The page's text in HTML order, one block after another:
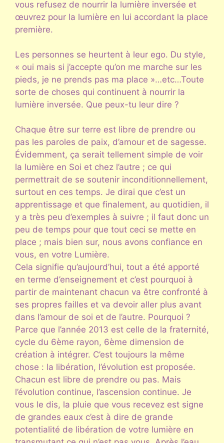
vous refusez de nourrir la lumière inversée et
œuvrez pour la lumière en lui accordant la place
première.
Les personnes se heurtent à leur ego. Du style,
« oui mais si j’accepte qu’on me marche sur les
pieds, je ne prends pas ma place »…etc…Toute
sorte de choses qui continuent à nourrir la
lumière inversée. Que peux-tu leur dire ?
Chaque être sur terre est libre de prendre ou
pas les paroles de paix, d’amour et de sagesse.
Évidemment, ça serait tellement simple de voir
la lumière en Soi et chez l’autre ; ce qui
permettrait de se soutenir inconditionnellement,
surtout en ces temps. Je dirai que c’est un
apprentissage et que finalement, au quotidien, il
y a très peu d’exemples à suivre ; il faut donc un
peu de temps pour que tout ceci se mette en
place ; mais bien sur, nous avons confiance en
vous, en votre Lumière.
Cela signifie qu’aujourd’hui, tout a été apporté
en terme d’enseignement et c’est pourquoi à
partir de maintenant chacun va être confronté à
ses propres failles et va devoir aller plus avant
dans l’amour de soi et de l’autre. Pourquoi ?
Parce que l’année 2013 est celle de la fraternité,
cycle du 6ème rayon, 6ème dimension de
création à intégrer. C’est toujours la même
chose : la libération, l’évolution est proposée.
Chacun est libre de prendre ou pas. Mais
l’évolution continue, l’ascension continue. Je
vous le dis, la pluie que vous recevez est signe
de grandes eaux c’est à dire de grande
potentialité de libération de votre lumière en